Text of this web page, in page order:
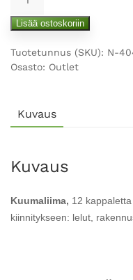
Lisää ostoskoriin
Tuotetunnus (SKU): N-
Osasto: Outlet
Kuvaus
Kuvaus
Kuumaliima, 12 kappaletta
kiinnitykseen: lelut,